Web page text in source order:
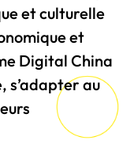
et culturelle
et
Digital China
s’adapter au